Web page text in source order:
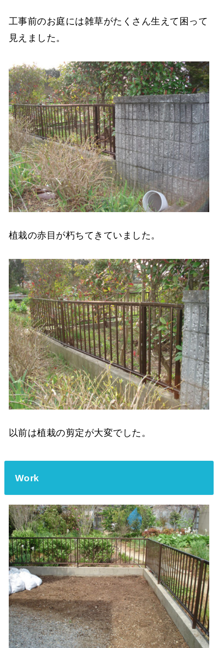
工事前のお庭には雑草がたくさん生えて困って
見えました。
植栽の赤目が朽ちてきていました。
以前は植栽の剪定が大変でした。
Work